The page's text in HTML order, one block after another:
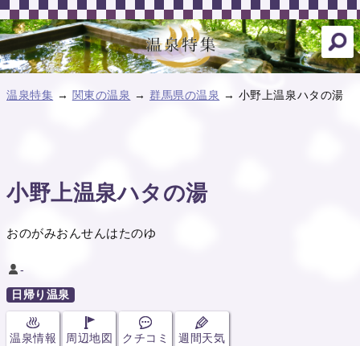
温泉特集 → 関東の温泉 →群馬県の温泉 → 小野上温泉ハタの湯
小野上温泉ハタの湯
おのがみおんせんはたのゆ
-
日帰り温泉
温泉情報 周辺地図 クチコミ 週間天気